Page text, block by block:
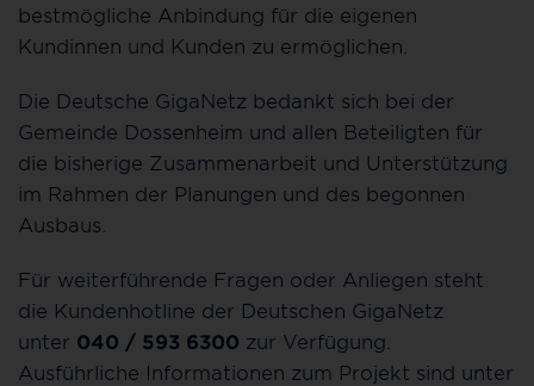
bestmögliche Anbindung für die eigenen
Kundinnen und Kunden zu ermöglichen.
Die Deutsche GigaNetz bedankt sich bei der
Gemeinde Dossenheim und allen Beteiligten für
die bisherige Zusammenarbeit und Unterstützung
im Rahmen der Planungen und des begonnen
Ausbaus.
Für weiterführende Fragen oder Anliegen steht
die Kundenhotline der Deutschen GigaNetz
unter 040 / 593 6300 zur Verfügung.
Ausführliche Informationen zum Projekt sind unter